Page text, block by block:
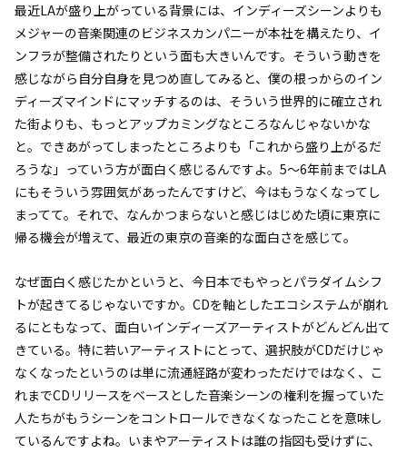
最近LAが盛り上がっている背景には、インディーズシーンよりも
メジャーの音楽関連のビジネスカンパニーが本社を構えたり、イ
ンフラが整備されたりという面も大きいんです。そういう動きを
感じながら自分自身を見つめ直してみると、僕の根っからのイン
ディーズマインドにマッチするのは、そういう世界的に確立され
た街よりも、もっとアップカミングなところなんじゃないかな
と。できあがってしまったところよりも「これから盛り上がるだ
ろうな」っていう方が面白く感じるんですよ。5〜6年前まではLA
にもそういう雰囲気があったんですけど、今はもうなくなってし
まってて。それで、なんかつまらないと感じはじめた頃に東京に
帰る機会が増えて、最近の東京の音楽的な面白さを感じて。
なぜ面白く感じたかというと、今日本でもやっとパラダイムシフ
トが起きてるじゃないですか。CDを軸としたエコシステムが崩れ
るにともなって、面白いインディーズアーティストがどんどん出て
きている。特に若いアーティストにとって、選択肢がCDだけじゃ
なくなったというのは単に流通経路が変わっただけではなく、こ
れまでCDリリースをベースとした音楽シーンの権利を握っていた
人たちがもうシーンをコントロールできなくなったことを意味し
ているんですよね。いまやアーティストは誰の指図も受けずに、